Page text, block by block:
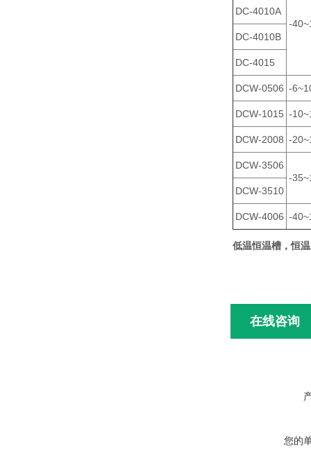
-
DC-4010A
DC-4010B
DC-4015
DCW-0506 -
DCW-1015 -
DCW-2008 -
DCW-3506
-
DCW-3510
DCW-4006 -
低温恒温槽，恒
在线咨询
您的